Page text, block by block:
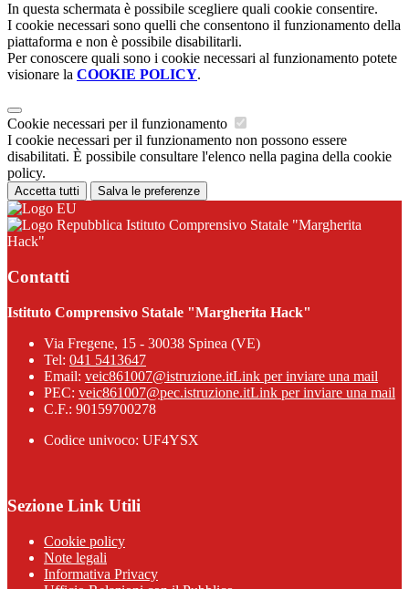
In questa schermata è possibile scegliere quali cookie consentire.
I cookie necessari sono quelli che consentono il funzionamento della
piattaforma e non è possibile disabilitarli.
Per conoscere quali sono i cookie necessari al funzionamento potete
visionare la COOKIE POLICY.
Cookie necessari per il funzionamento
I cookie necessari per il funzionamento non possono essere
disabilitati. È possibile consultare l'elenco nella pagina della cookie
policy.
Accetta tutti Salva le preferenze
Istituto Comprensivo Statale "Margherita
Hack"
Contatti
Istituto Comprensivo Statale "Margherita Hack"
Via Fregene, 15 - 30038 Spinea (VE)
Tel: 041 5413647
Email: veic861007@istruzione.itLink per inviare una mail
PEC: veic861007@pec.istruzione.itLink per inviare una mail
C.F.: 90159700278
Codice univoco: UF4YSX
Sezione Link Utili
Cookie policy
Note legali
Informativa Privacy